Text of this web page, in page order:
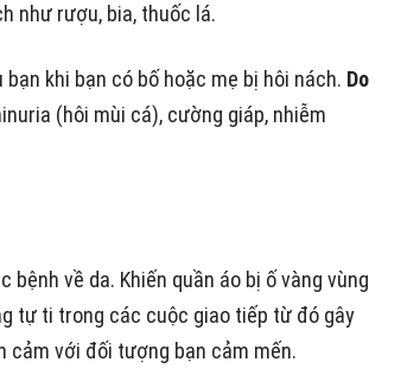
như rượu, bia, thuốc lá.
khi bạn có bố hoặc mẹ bị hôi nách. Do
(hôi mùi cá), cường giáp, nhiễm
bệnh về da. Khiến quần áo bị ố vàng vùng
tự ti trong các cuộc giao tiếp từ đó gây
cảm với đối tượng bạn cảm mến.